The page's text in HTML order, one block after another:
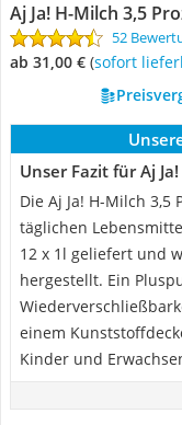
Aj Ja! H-Milch 3,5
52
ab 31,00 € ( Sofort
Unser Fazit für Aj
Die Aj Ja! H-Milch
täglichen
12 x 1l geliefert und
hergestellt. Ein
einem
Kinder und